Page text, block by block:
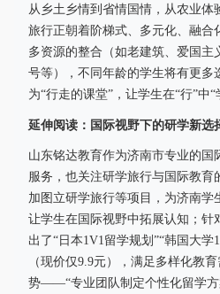
从乡土乡情到省情国情，从农业体
旅行正朝着阶梯式、多元化、融合
多资源的整合（如老建筑、爱国主
号等），不同年龄的学生将有更多
为“行走的课堂”，让学生在“行”中“
延伸阅读：国际视野下的研学新选
山东铭达教育作为济南市专业的国
服务，也关注研学旅行与国际教育
加图立研学旅行等项目，为济南学
让学生在国际视野中拓展认知；针
出了“日本1V1留学规划”“韩国大学
（现价仅9.9元），满足多样化教
势——“专业团队制定个性化留学方